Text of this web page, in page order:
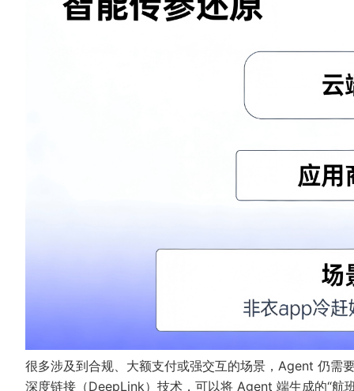
很多涉及到合规、大额支付或强交互的场景，Agent 仍需
深度链接（DeepLink）技术，可以将 Agent 端生成的“航